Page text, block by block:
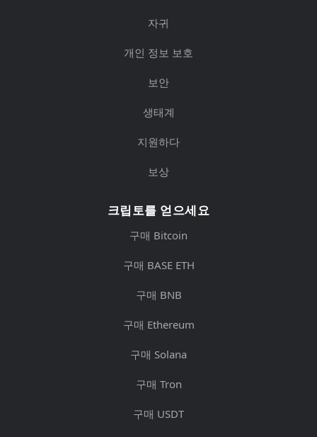
자귀
개인 정보 보호
보안
생태계
지원하다
보상
크립토를 얻으세요
구매 Bitcoin
구매 BASE ETH
구매 BNB
구매 Ethereum
구매 Solana
구매 Tron
구매 USDT